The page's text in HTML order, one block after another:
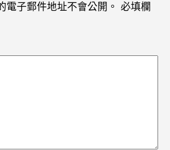
電子郵件地址不會公開。 必填欄